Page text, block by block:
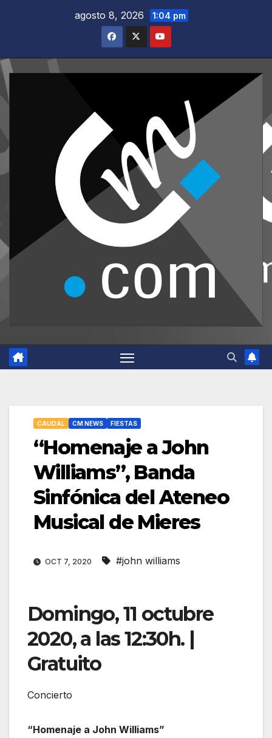
agosto 8, 2026 1:04 pm
CAUDAL CM NEWS FIESTAS
“Homenaje a John
Williams”, Banda
Sinfónica del Ateneo
Musical de Mieres
OCT 7, 2020 #john williams
Domingo, 11 octubre
2020, a las 12:30h.
Gratuito
Concierto
“Homenaje a John Williams”